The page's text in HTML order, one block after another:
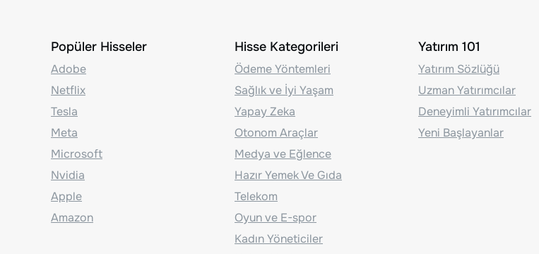
Popüler Hisseler
Adobe
Netflix
Tesla
Meta
Microsoft
Nvidia
Apple
Amazon
Hisse Kategorileri
Ödeme Yöntemleri
Sağlık ve İyi Yaşam
Yapay Zeka
Otonom Araçlar
Medya ve Eğlence
Hazır Yemek Ve Gıda
Telekom
Oyun ve E-spor
Kadın Yöneticiler
Yatırım 101
Yatırım Sözlüğü
Uzman Yatırımcılar
Deneyimli Yatırımcılar
Yeni Başlayanlar